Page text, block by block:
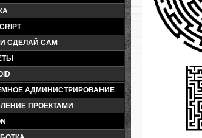
СДЕЛАЙ САМ
АДМИНИСТРИРОВАНИЕ
ПРОЕКТАМИ